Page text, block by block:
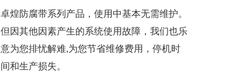
卓煌防腐带系列产品，使用中基本无需维护。
但因其他因素产生的系统使用故障，我们也乐
意为您排忧解难,为您节省维修费用，停机时
间和生产损失。